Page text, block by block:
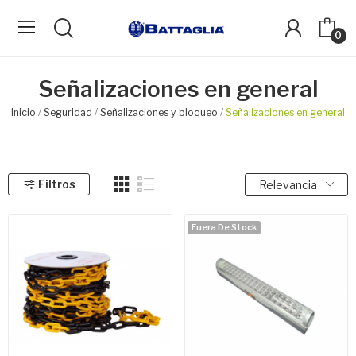
0
Señalizaciones en general
Inicio Seguridad Señalizaciones y bloqueo Señalizaciones en general
Filtros Relevancia
Fuera De Stock